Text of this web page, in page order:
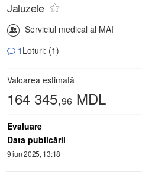
Jaluzele
Serviciul medical al MAI
1 Loturi: (1)
Valoarea estimată
164 345,96 MDL
Evaluare
Data publicării
9 iun 2025, 13:18